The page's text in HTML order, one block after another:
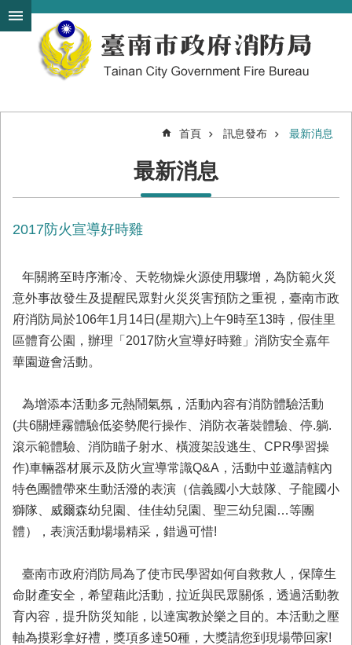
跳到主要內容區塊
搜
尋
進
介
訊
布
便
民
服
務
務/
資
訊
服
務
防
宣
民
力
園
地
首頁 訊息發布 最新消息
最新消息
2017防火宣導好時雞
年關將至時序漸冷、天乾物燥火源使用驟增，為防範火災
意外事故發生及提醒民眾對火災災害預防之重視，臺南市政
府消防局於106年1月14日(星期六)上午9時至13時，假佳里
區體育公園，辦理「2017防火宣導好時雞」消防安全嘉年
華園遊會活動。
為增添本活動多元熱鬧氣氛，活動內容有消防體驗活動
(共6關煙霧體驗低姿勢爬行操作、消防衣著裝體驗、停.躺.
滾示範體驗、消防瞄子射水、橫渡架設逃生、CPR學習操
作)車輛器材展示及防火宣導常識Q&A，活動中並邀請轄內
特色團體帶來生動活潑的表演（信義國小大鼓隊、子龍國小
獅隊、威爾森幼兒園、佳佳幼兒園、聖三幼兒園…等團
體），表演活動場場精采，錯過可惜!
臺南市政府消防局為了使市民學習如何自救救人，保障生
命財產安全，希望藉此活動，拉近與民眾關係，透過活動教
育內容，提升防災知能，以達寓教於樂之目的。本活動之壓
軸為摸彩拿好禮，獎項多達50種，大獎請您到現場帶回家!